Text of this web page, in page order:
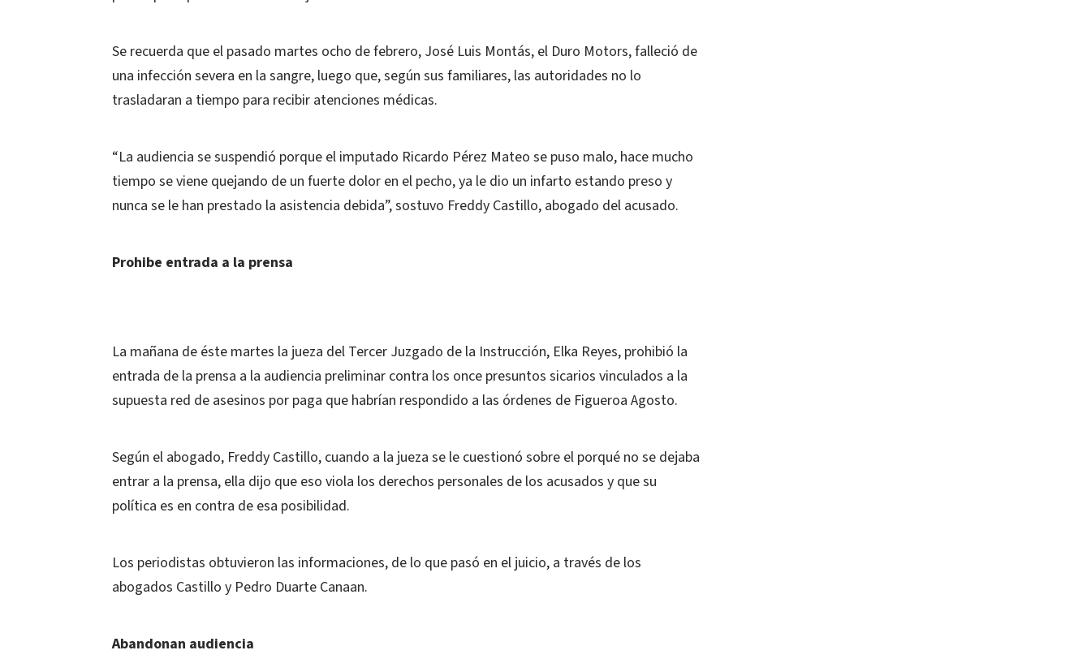
Se recuerda que el pasado martes ocho de febrero, José Luis Montás, el Duro Motors, falleció de
una infección severa en la sangre, luego que, según sus familiares, las autoridades no lo
trasladaran a tiempo para recibir atenciones médicas.
“La audiencia se suspendió porque el imputado Ricardo Pérez Mateo se puso malo, hace mucho
tiempo se viene quejando de un fuerte dolor en el pecho, ya le dio un infarto estando preso y
nunca se le han prestado la asistencia debida”, sostuvo Freddy Castillo, abogado del acusado.
Prohibe entrada a la prensa
La mañana de éste martes la jueza del Tercer Juzgado de la Instrucción, Elka Reyes, prohibió la
entrada de la prensa a la audiencia preliminar contra los once presuntos sicarios vinculados a la
supuesta red de asesinos por paga que habrían respondido a las órdenes de Figueroa Agosto.
Según el abogado, Freddy Castillo, cuando a la jueza se le cuestionó sobre el porqué no se dejaba
entrar a la prensa, ella dijo que eso viola los derechos personales de los acusados y que su
política es en contra de esa posibilidad.
Los periodistas obtuvieron las informaciones, de lo que pasó en el juicio, a través de los
abogados Castillo y Pedro Duarte Canaan.
Abandonan audiencia